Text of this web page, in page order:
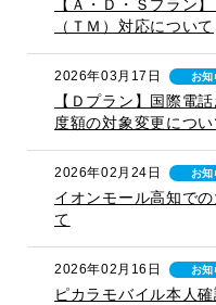
【Ａ・Ｄ・Ｓプラン
（ＴＭ）対応について
2026年03月17日 お知
【Ｄプラン】国際電
度額の対象変更につい
2026年02月24日 お知
イオンモール高知で
て
2026年02月16日 お知
ピカラモバイル本人